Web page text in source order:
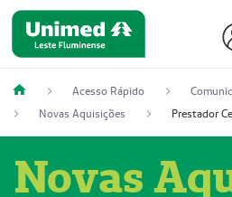
Acesso Rápido
Novas Aquisições
Novas